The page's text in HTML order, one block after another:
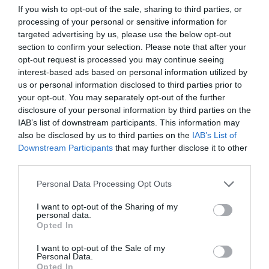
If you wish to opt-out of the sale, sharing to third parties, or
processing of your personal or sensitive information for
targeted advertising by us, please use the below opt-out
section to confirm your selection. Please note that after your
opt-out request is processed you may continue seeing
interest-based ads based on personal information utilized by
us or personal information disclosed to third parties prior to
your opt-out. You may separately opt-out of the further
disclosure of your personal information by third parties on the
IAB’s list of downstream participants. This information may
also be disclosed by us to third parties on the IAB’s List of
Downstream Participants that may further disclose it to other
Personal Data Processing Opt Outs
I want to opt-out of the Sharing of my
personal data.
Opted In
I want to opt-out of the Sale of my
Personal Data.
Opted In
μεγαλύτερα κήτη που είχαν εντοπιστεί ποτέ στη
Μεσόγειο. Δύτες έφτασαν αμέσως στο σημείο όπου
βρισκόταν το νεκρό θηλαστικό, αφού οδηγήθηκαν εκεί
από το μικρό του που έδειχνε σαφώς ότι κάτι συμβαίνει.
Η ανάσυρση του πτώματος, που ζύγισε 70 τόνους,
απαίτησε μία πολύπλοκη επιχείρηση διάρκειας σχεδόν
τριών ημερών, η οποία τελικά ολοκληρώθηκε την
Τετάρτη.
Όταν οι δύτες εντόπισαν το νεκρό ζώο, το κουφάρι του
επέπλεε στην επιφάνεια και οι αξιωματούχοι έδωσαν το
πράσινο φως για να ξεκινήσει επιχείρηση μεταφοράς του
στην ξηρά. Στην προσπάθεια βοήθησαν και δύο
νεκρό ζώο στην ακτή το βράδυ της Τρίτης. Στη συνέχεια
ρυμουλκήθηκε από το Σορέντο μέχρι το λιμάνι της